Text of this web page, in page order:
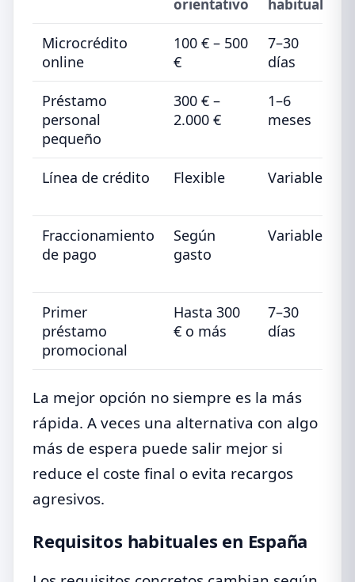
orientativo habitual
Microcrédito
online
100 € – 500
€
7–30
días
Préstamo
personal
pequeño
300 € –
2.000 €
1–6
meses
Línea de crédito Flexible Variable
Fraccionamiento
de pago
Según
gasto
Variable
Primer
préstamo
promocional
Hasta 300
€ o más
7–30
días
La mejor opción no siempre es la más
rápida. A veces una alternativa con algo
más de espera puede salir mejor si
reduce el coste final o evita recargos
agresivos.
Requisitos habituales en España